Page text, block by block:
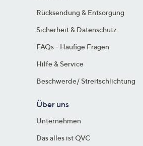
Rücksendung & Entsorgung
Sicherheit & Datenschutz
FAQs - Häufige Fragen
Hilfe & Service
Beschwerde/ Streitschlichtung
Über uns
Unternehmen
Das alles ist QVC